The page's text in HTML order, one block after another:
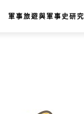
軍事旅遊與軍事史研究